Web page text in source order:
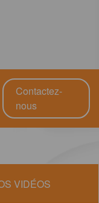
VIDÉOS
Contactez-
nous
et la
VIDÉOS